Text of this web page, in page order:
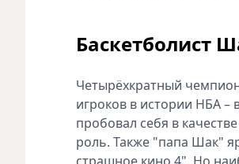
Баскетболист
Четырёхкратный
игроков в истории НБА –
пробовал себя в
роль. Также "папа Шак"